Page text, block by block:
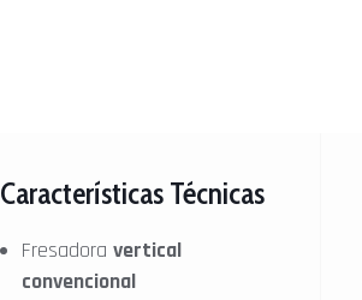
Características Técnicas
Fresadora vertical
convencional